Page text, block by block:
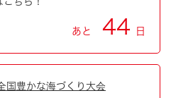
あと 44 日
国豊かな海づくり大会